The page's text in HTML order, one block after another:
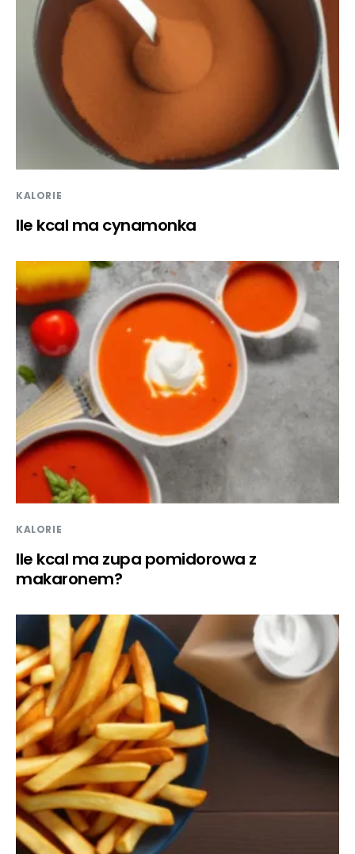
KALORIE
Ile kcal ma cynamonka
KALORIE
Ile kcal ma zupa pomidorowa z
makaronem?